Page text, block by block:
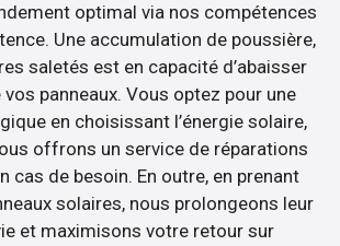
optimal via nos compétences
Une accumulation de poussière,
saletés est en capacité d’abaisser
vos panneaux. Vous optez pour une
en choisissant l’énergie solaire,
offrons un service de réparations
cas de besoin. En outre, en prenant
solaires, nous prolongeons leur
et maximisons votre retour sur